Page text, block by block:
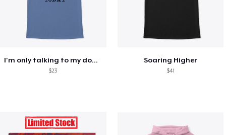
I'm only talking to my dog today
$23
Soaring Higher
$41